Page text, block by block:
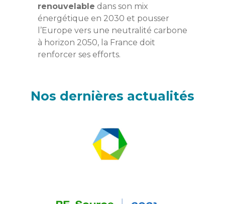
renouvelable dans son mix
énergétique en 2030 et pousser
l’Europe vers une neutralité carbone
à horizon 2050, la France doit
renforcer ses efforts.
Nos dernières actualités